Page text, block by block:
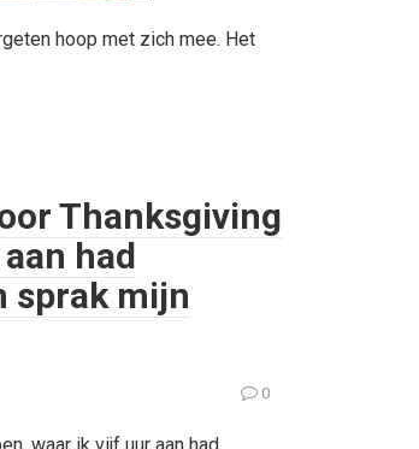
hoop met zich mee. Het
Thanksgiving
had
sprak mijn
0
waar ik vijf uur aan had